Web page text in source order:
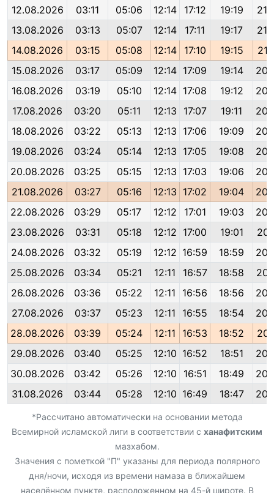
12.08.2026
03:11 05:06 12:14 17:12 19:19
13.08.2026
03:13 05:07 12:14 17:11 19:17
14.08.2026
03:15 05:08 12:14 17:10 19:15
15.08.2026
03:17 05:09 12:14 17:09 19:14
16.08.2026
03:19 05:10 12:14 17:08 19:12
17.08.2026
03:20 05:11 12:13 17:07 19:11
18.08.2026
03:22 05:13 12:13 17:06 19:09
19.08.2026
03:24 05:14 12:13 17:05 19:08
20.08.2026
03:25 05:15 12:13 17:03 19:06
21.08.2026
03:27 05:16 12:13 17:02 19:04
22.08.2026
03:29 05:17 12:12 17:01 19:03
23.08.2026
03:31 05:18 12:12 17:00 19:01
24.08.2026
03:32 05:19 12:12 16:59 18:59
25.08.2026
03:34 05:21 12:11 16:57 18:58
26.08.2026
03:36 05:22 12:11 16:56 18:56
27.08.2026
03:37 05:23 12:11 16:55 18:54
28.08.2026
03:39 05:24 12:11 16:53 18:52
29.08.2026
03:40 05:25 12:10 16:52 18:51
30.08.2026
03:42 05:26 12:10 16:51 18:49
31.08.2026
03:44 05:28 12:10 16:49 18:47
*Рассчитано автоматически на основании метода
Всемирной исламской лиги в соответствии с ханафитским
мазхабом.
Значения с пометкой "П" указаны для периода полярного
дня/ночи, исходя из времени намаза в ближайшем
населённом пункте, расположенном на 45-й широте. В